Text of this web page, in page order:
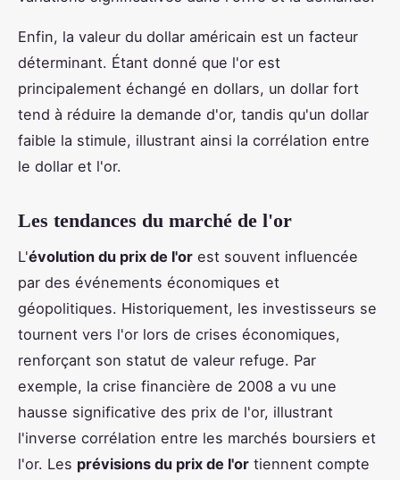
Enfin, la valeur du dollar américain est un facteur
déterminant. Étant donné que l'or est
principalement échangé en dollars, un dollar fort
tend à réduire la demande d'or, tandis qu'un dollar
faible la stimule, illustrant ainsi la corrélation entre
le dollar et l'or.
Les tendances du marché de l'or
L'évolution du prix de l'or est souvent influencée
par des événements économiques et
géopolitiques. Historiquement, les investisseurs se
tournent vers l'or lors de crises économiques,
renforçant son statut de valeur refuge. Par
exemple, la crise financière de 2008 a vu une
hausse significative des prix de l'or, illustrant
l'inverse corrélation entre les marchés boursiers et
l'or. Les prévisions du prix de l'or tiennent compte